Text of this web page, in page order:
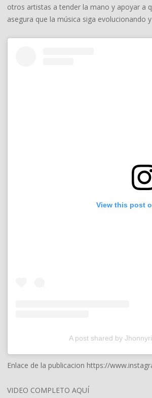
otros artistas a tender la mano y apoyar a
asegura que la música siga
View this post
A post shared by
Enlace de la publicacion https://
VIDEO COMPLETO AQUÍ